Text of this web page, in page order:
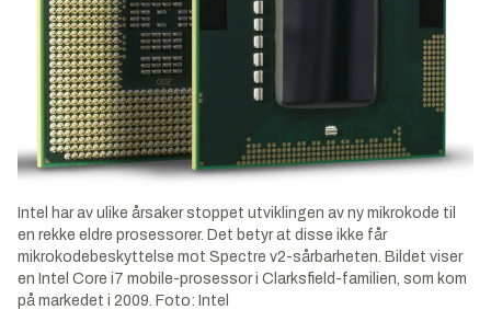
Intel har av ulike årsaker stoppet utviklingen av ny mikrokode til
en rekke eldre prosessorer. Det betyr at disse ikke får
mikrokodebeskyttelse mot Spectre v2-sårbarheten. Bildet viser
en Intel Core i7 mobile-prosessor i Clarksfield-familien, som kom
på markedet i 2009. Foto: Intel